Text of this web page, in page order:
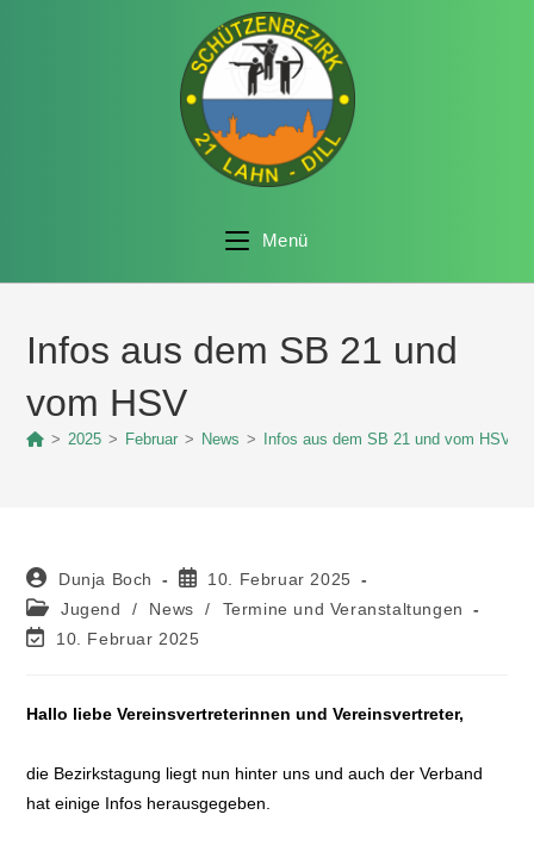
Menü
Infos aus dem SB 21 und
vom HSV
> 2025 > Februar > News > Infos aus dem SB 21 und vom HSV
Dunja Boch
10. Februar 2025
Jugend
/ News /
Termine und Veranstaltungen
10. Februar 2025
Hallo liebe Vereinsvertreterinnen und Vereinsvertreter,
die Bezirkstagung liegt nun hinter uns und auch der Verband
hat einige Infos herausgegeben.